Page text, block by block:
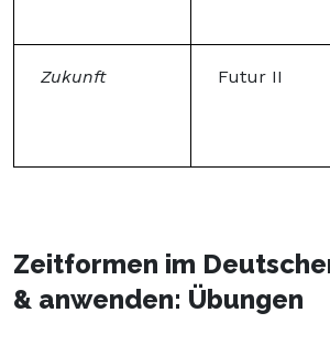
Zukunft Futur II
Zeitformen im
& anwenden: Übungen